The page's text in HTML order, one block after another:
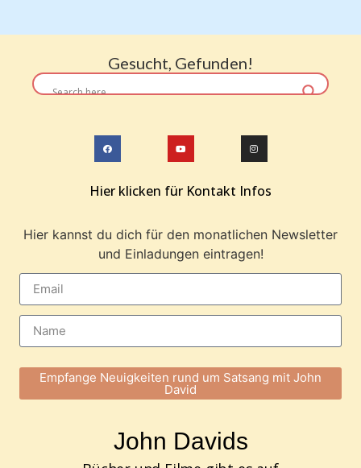
Gesucht, Gefunden!
Hier klicken für Kontakt Infos
Hier kannst du dich für den monatlichen Newsletter
und Einladungen eintragen!
Empfange Neuigkeiten rund um Satsang mit John
David
John Davids